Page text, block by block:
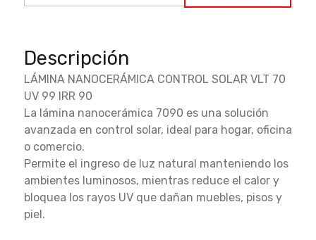
Descripción
LÁMINA NANOCERÁMICA CONTROL SOLAR VLT 70
UV 99 IRR 90
La lámina nanocerámica 7090 es una solución
avanzada en control solar, ideal para hogar, oficina
o comercio.
Permite el ingreso de luz natural manteniendo los
ambientes luminosos, mientras reduce el calor y
bloquea los rayos UV que dañan muebles, pisos y
piel.